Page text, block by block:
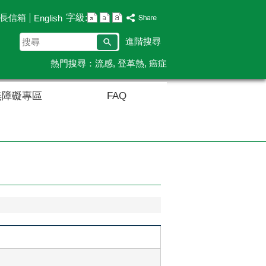
信箱 English 字級:
搜
尋
進階搜尋
熱門搜尋： 流感 登革熱 癌症
礙專區 FAQ